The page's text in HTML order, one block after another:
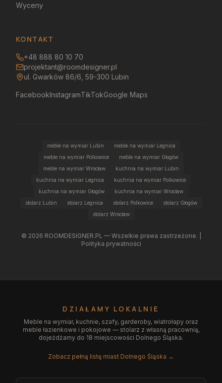
Wyceny
KONTAKT
+48 888 80 10 70
projektant@roomdesigner.pl
ul. Gwarków 86/6, 59-300 Lubin
FacebookInstagramTikTokGoogle Maps
meble na wymiar Lubin
meble na wymiar Legnica
meble na wymiar Polkowice
meble na wymiar Głogów
meble na wymiar Wrocław
kuchnia na wymiar Lubin
kuchnia na wymiar Legnica
kuchnia na wymiar Polkowice
kuchnia na wymiar Głogów
kuchnia na wymiar Wrocław
stolarz Lubin
stolarz Legnica stolarz Polkowice
stolarz Głogów
stolarz Wrocław
© 2026 ROOMDESIGNER.PL — Wszelkie prawa zastrzeżone. |
Polityka prywatności
DZIAŁAMY LOKALNIE
Meble na wymiar, kuchnie, szafy, garderoby, wiatrołapy oraz
meble łazienkowe i pokojowe — stolarz z własną pracownią,
dojeżdżamy do 18 miejscowości Dolnego Śląska.
Zobacz pełną listę miast Dolnego Śląska →